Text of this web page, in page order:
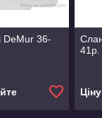
DeMur 36-
41р.